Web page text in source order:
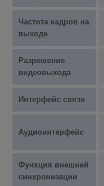
Частота кадров на
выходе
Разрешение
видеовыхода
Интерфейс связи
Аудиоинтерфейс
Функция внешней
синхронизации